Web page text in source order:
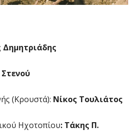
Δημητριάδης
(Κρουστά): Νίκος Τουλιάτος
Ηχοτοπίου: Τάκης Π.